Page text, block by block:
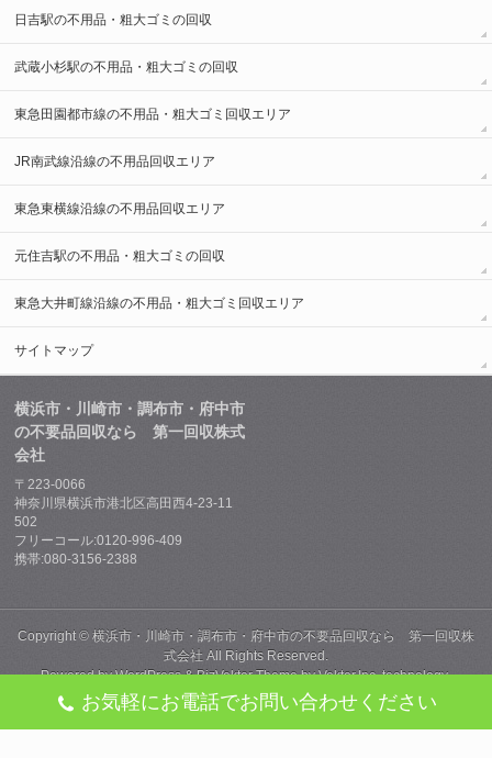
日吉駅の不用品・粗大ゴミの回収
武蔵小杉駅の不用品・粗大ゴミの回収
東急田園都市線の不用品・粗大ゴミ回収エリア
JR南武線沿線の不用品回収エリア
東急東横線沿線の不用品回収エリア
元住吉駅の不用品・粗大ゴミの回収
東急大井町線沿線の不用品・粗大ゴミ回収エリア
サイトマップ
横浜市・川崎市・調布市・府中市
の不要品回収なら 第一回収株式
会社
〒223-0066
神奈川県横浜市港北区高田西4-23-11
502
フリーコール:0120-996-409
携帯:080-3156-2388
Copyright © 横浜市・川崎市・調布市・府中市の不要品回収なら 第一回収株
式会社All Rights Reserved.
Powered byWordPress&BizVektor ThemebyVektor,Inc.technology.
お気軽にお電話でお問い合わせください